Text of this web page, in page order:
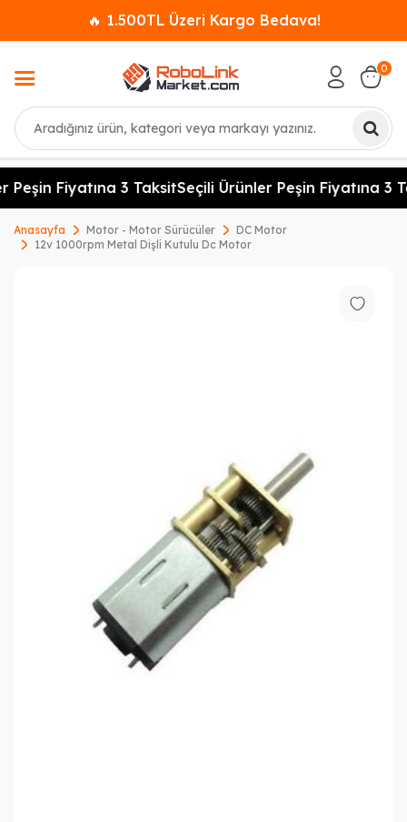
🔥 1.500TL Üzeri Kargo Bedava!
Ara
0
Peşin Fiyatına 3 TaksitSeçili Ürünler Peşin Fiyatına 3
Anasayfa Motor - Motor Sürücüler
DC Motor
12v 1000rpm Metal Dişli Kutulu Dc Motor